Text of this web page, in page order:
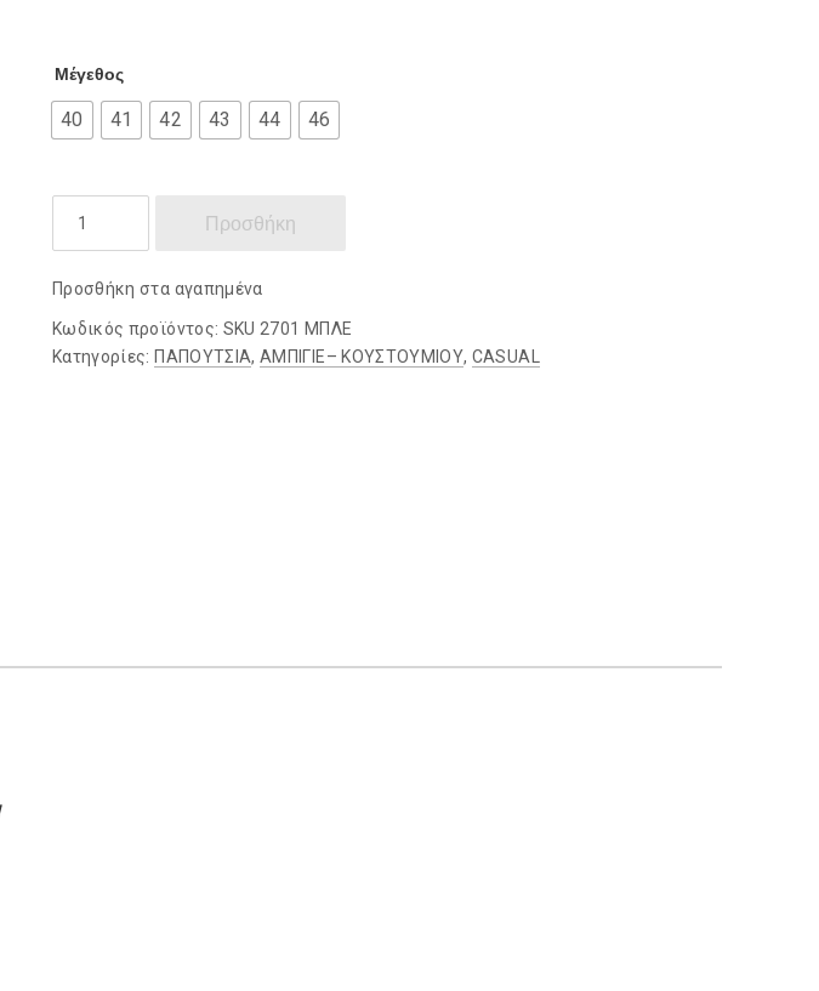
Μέγεθος
40 41 42 43 44 46
DAMIANI
Προσθήκη
Προσθήκη στα αγαπημένα
Κωδικός προϊόντος: SKU 2701 ΜΠΛΕ
Κατηγορίες: ΠΑΠΟΥΤΣΙΑ,ΑΜΠΙΓΙΕ– ΚΟΥΣΤΟΥΜΙΟΥ, CASUAL